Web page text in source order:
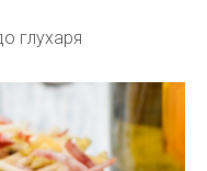
глухаря